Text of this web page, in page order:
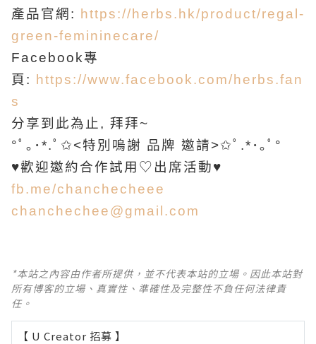
產品官網: https://herbs.hk/product/regal-
green-femininecare/
Facebook專
頁: https://www.facebook.com/herbs.fan
s
分享到此為止, 拜拜~
°ﾟ｡･*.ﾟ✩˂特別嗚謝 品牌 邀請˃✩ﾟ.*･｡ﾟ°
♥歡迎邀約合作試用♡出席活動♥
fb.me/chanchecheee
chanchechee@gmail.com
*本站之內容由作者所提供，並不代表本站的立場。因此本站對
所有博客的立場、真實性、準確性及完整性不負任何法律責
任。
【 U Creator 招募 】